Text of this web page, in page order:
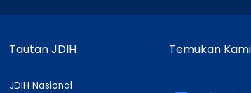
Tautan JDIH
JDIH Nasional
Temukan Kami